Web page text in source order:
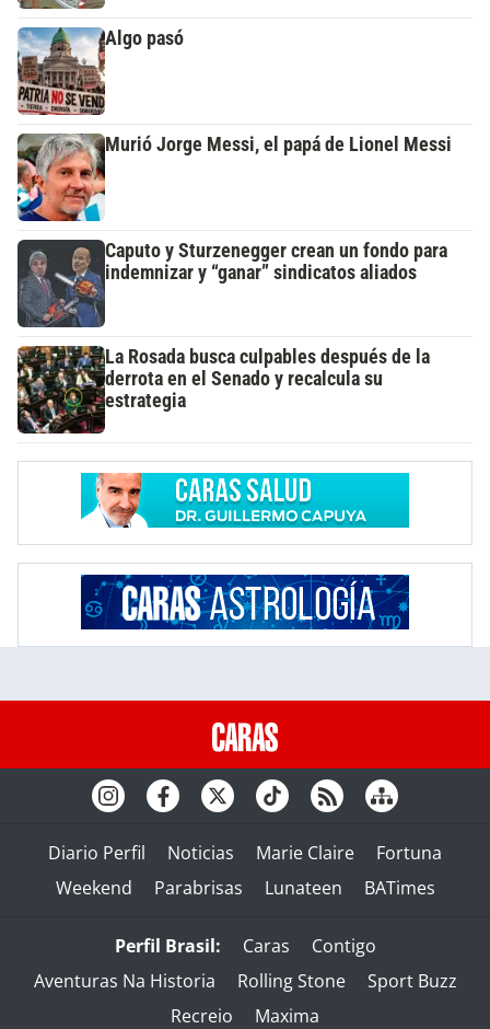
Algo pasó
Murió Jorge Messi, el papá de Lionel Messi
Caputo y Sturzenegger crean un fondo para
indemnizar y “ganar” sindicatos aliados
La Rosada busca culpables después de la
derrota en el Senado y recalcula su
estrategia
Diario Perfil Noticias Marie Claire
Fortuna
Weekend
Parabrisas Lunateen BATimes
Perfil Brasil: Caras
Contigo
Aventuras Na Historia
Rolling Stone
Sport Buzz
Recreio
Maxima